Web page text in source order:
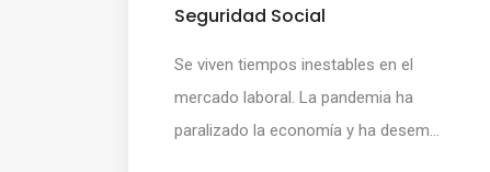
Seguridad Social
Se viven tiempos inestables en el
mercado laboral. La pandemia ha
paralizado la economía y ha desem...